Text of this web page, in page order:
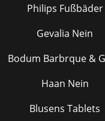
Philips Fußbäder
Gevalia Nein
Bodum Barbrque &
Haan Nein
Blusens Tablets